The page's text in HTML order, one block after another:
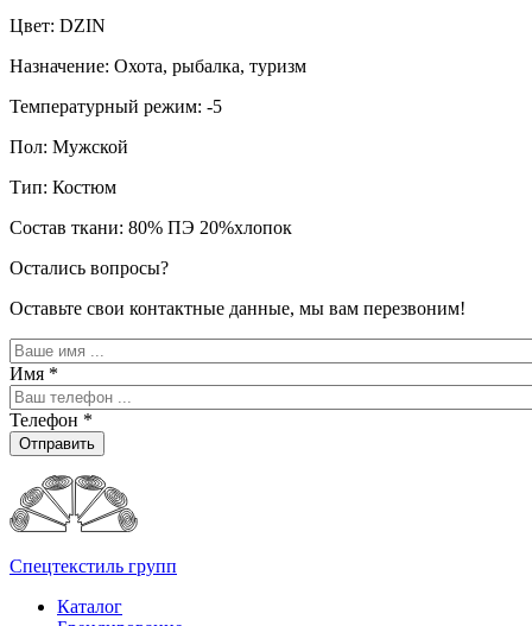
Цвет: DZIN
Назначение: Охота, рыбалка, туризм
Температурный режим: -5
Пол: Мужской
Тип: Костюм
Состав ткани: 80% ПЭ 20%хлопок
Остались вопросы?
Оставьте свои контактные данные, мы вам перезвоним!
Имя *
Телефон *
Отправить
Спецтекстиль групп
Каталог